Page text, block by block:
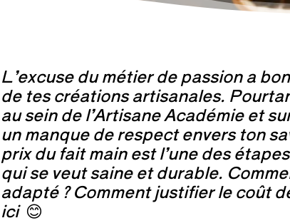
L’excuse du métier de passion a
de tes créations artisanales.
au sein de l’Artisane Académie et
un manque de respect envers ton
prix du fait main est l’une des
qui se veut saine et durable.
adapté ? Comment justifier le coût
ici😊